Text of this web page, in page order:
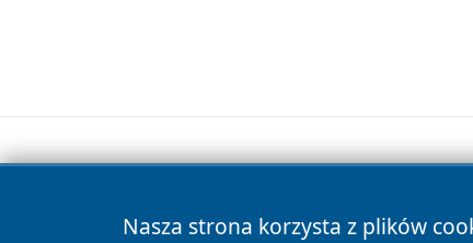
Nasza strona korzysta z plików